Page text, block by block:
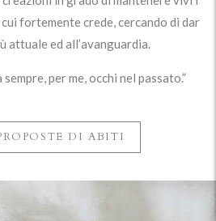
fortemente crede, cercando di dar
attuale ed all’avanguardia.
per me, occhi nel passato.”
DI ABITI